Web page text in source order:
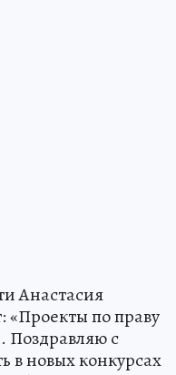
Анастасия
«Проекты по праву
Поздравляю с
в новых конкурсах